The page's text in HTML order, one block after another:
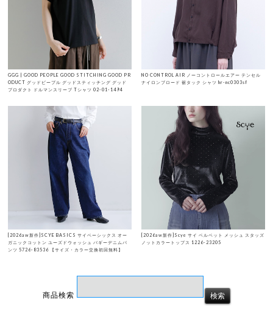
GGG | GOOD PEOPLE GOOD STITCHING GOOD PR
ODUCT グッドピープル グッドスティッチング グッド
プロダクト ドルマンスリーブ Tシャツ 02-01-1494
NO CONTROL AIR ノーコントロールエアー テンセル
ナイロンブロード 裾タック シャツ hr-nc0303sf
[2026aw新作]SCYE BASICS サイベーシックス オー
ガニックコットン ユーズドウォッシュ バギーデニムパ
ンツ 5726-83536 【サイズ・カラー交換初回無料】
[2026aw新作]Scye サイ ベルベット メッシュ スタッズ
ノットカラートップス 1226-23205
商品検索